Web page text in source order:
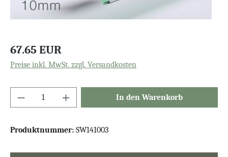
67.65 EUR
Preise inkl. MwSt. zzgl. Versandkosten
In den Warenkorb
Produktnummer: SW141003